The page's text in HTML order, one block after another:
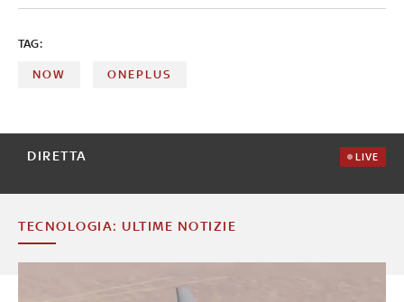
TAG:
NOW ONEPLUS
DIRETTA LIVE
TECNOLOGIA: ULTIME NOTIZIE